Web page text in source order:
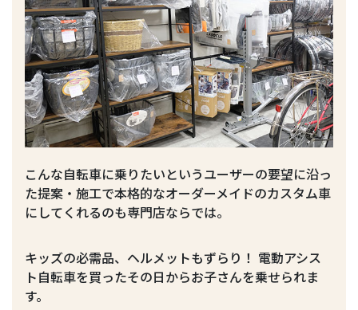
こんな自転車に乗りたいというユーザーの要望に沿っ
た提案・施工で本格的なオーダーメイドのカスタム車
にしてくれるのも専門店ならでは。
キッズの必需品、ヘルメットもずらり！ 電動アシス
ト自転車を買ったその日からお子さんを乗せられま
す。